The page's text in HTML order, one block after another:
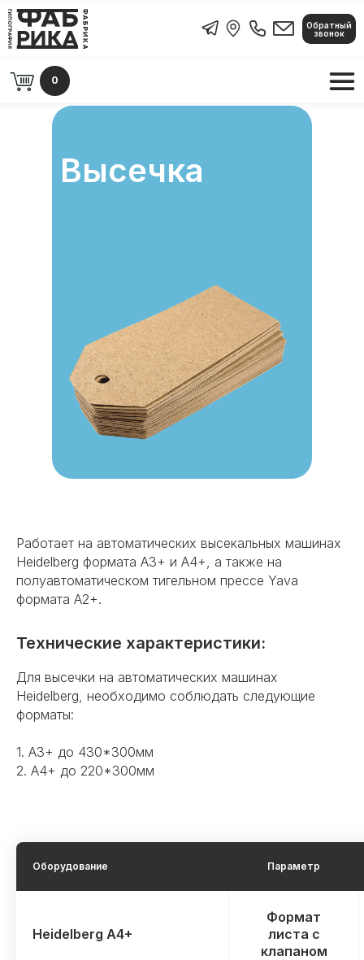
Обратный
звонок
0
Высечка
Работает на автоматических высекальных машинах
Heidelberg формата А3+ и А4+, а также на
полуавтоматическом тигельном прессе Yava
формата А2+.
Технические характеристики:
Для высечки на автоматических машинах
Heidelberg, необходимо соблюдать следующие
форматы:
1. А3+ до 430*300мм
2. А4+ до 220*300мм
Оборудование Параметр
Heidelberg A4+
Формат
листа с
клапаном